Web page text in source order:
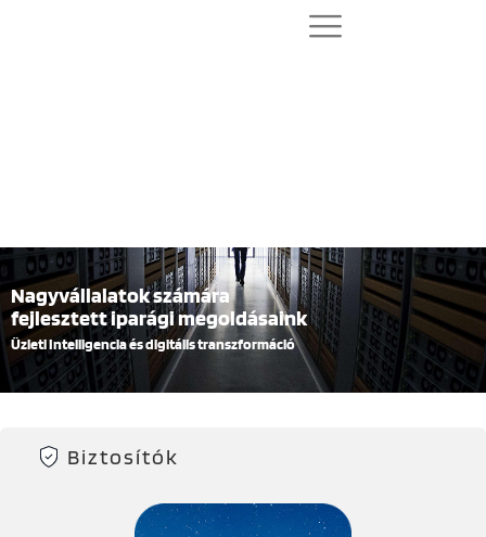
Nagyvállalatok számára
fejlesztett iparági megoldásaink
Üzleti Intelligencia és digitális transzformáció
Biztosítók